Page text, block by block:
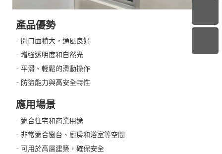
產品優勢
- 開口面積大，通風良好
- 增強透明度和自然光
- 平滑、輕鬆的滑動操作
- 防盜能力與高安全特性
應用場景
- 適合住宅和商業用途
- 非常適合窗台、廚房和浴室等空間
- 可用於高層建築，確保安全